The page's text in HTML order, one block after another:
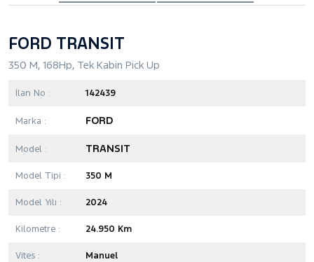
FORD TRANSIT
350 M, 168Hp, Tek Kabin Pick Up
İlan No : 142439
Marka : FORD
Model : TRANSIT
Model Tipi : 350 M
Model Yılı : 2024
Kilometre : 24.950 Km
Vites : Manuel